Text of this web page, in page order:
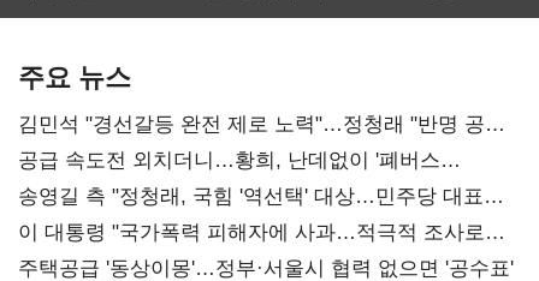
주요 뉴스
김민석 "경선갈등 완전 제로 노력"…정청래 "반명 공세
사과부터"
공급 속도전 외치더니…황희, 난데없이 '폐버스
리모델링' 제안
송영길 측 "정청래, 국힘 '역선택' 대상…민주당 대표로
총선 지휘 못해"
이 대통령 "국가폭력 피해자에 사과…적극적 조사로
진실 밝혀야"
주택공급 '동상이몽'…정부·서울시 협력 없으면 '공수표'